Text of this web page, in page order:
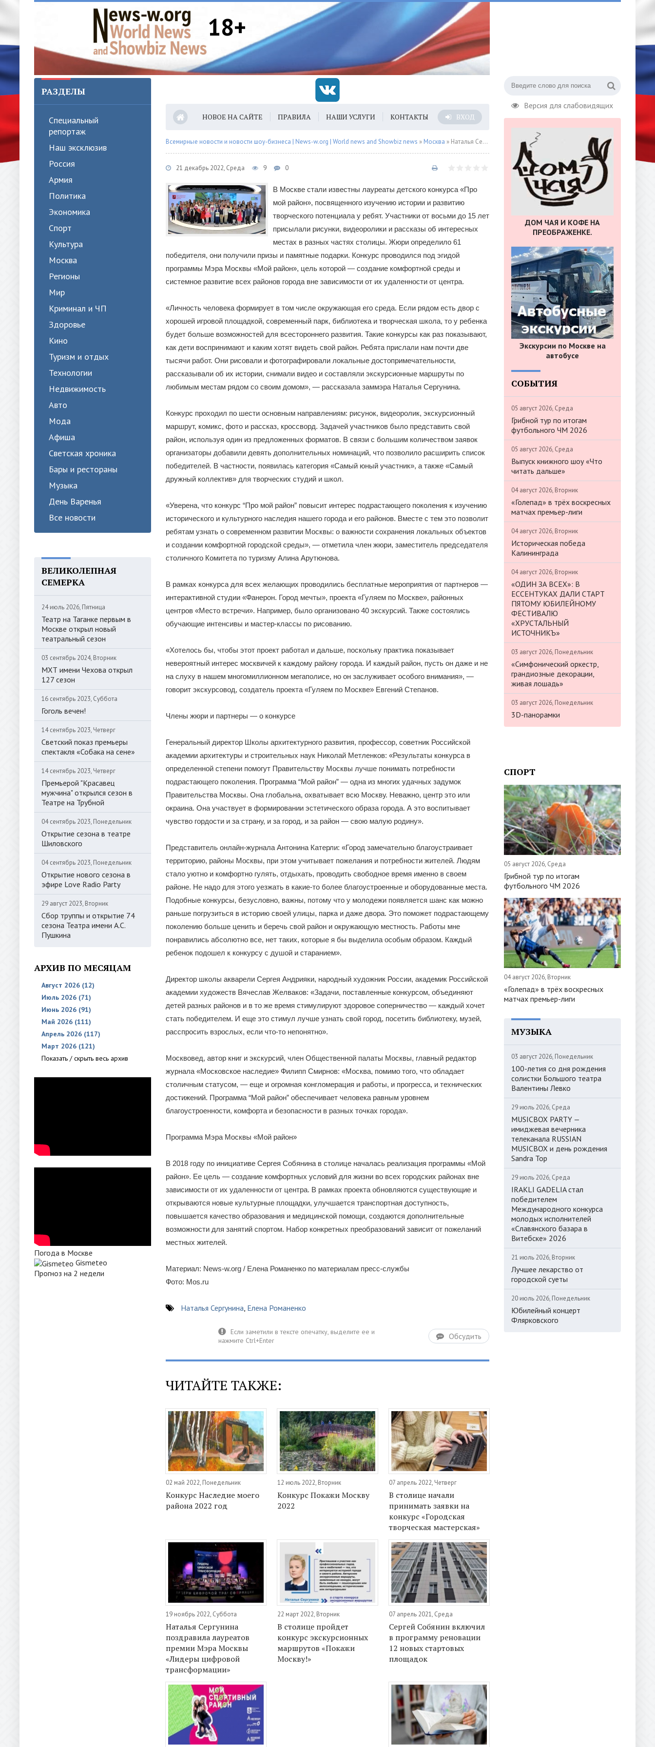
18+
Версия для слабовидящих
РАЗДЕЛЫ
Специальный
репортаж
Наш эксклюзив
Россия
Армия
Политика
Экономика
Спорт
Культура
Москва
Регионы
Мир
Криминал и ЧП
Здоровье
Кино
Туризм и отдых
Технологии
Недвижимость
Авто
Мода
Афиша
Светская хроника
Бары и рестораны
Музыка
День Варенья
Все новости
ВЕЛИКОЛЕПНАЯ
СЕМЕРКА
24 июль 2026, Пятница
Театр на Таганке первым в
Москве открыл новый
театральный сезон
03 сентябрь 2024, Вторник
МХТ имени Чехова открыл
127 сезон
16 сентябрь 2023, Суббота
Гоголь вечен!
14 сентябрь 2023, Четверг
Светский показ премьеры
спектакля «Собака на сене»
14 сентябрь 2023, Четверг
Премьерой "Красавец
мужчина" открылся сезон в
Театре на Трубной
04 сентябрь 2023, Понедельник
Открытие сезона в театре
Шиловского
04 сентябрь 2023, Понедельник
Открытие нового сезона в
эфире Love Radio Party
29 август 2023, Вторник
Сбор труппы и открытие 74
сезона Театра имени А.С.
Пушкина
АРХИВ ПО МЕСЯЦАМ
Август 2026 (12)
Июль 2026 (71)
Июнь 2026 (91)
Май 2026 (111)
Апрель 2026 (117)
Март 2026 (121)
Показать / скрыть весь архив
Погода в Москве
Gismeteo
Прогноз на 2 недели
НОВОЕ НА САЙТЕ ПРАВИЛА НАШИ УСЛУГИ КОНТАКТЫ ВХОД
Всемирные новости и новости шоу-бизнеса | News-w.org | World news and Showbiz news » Москва » Наталья Сергунина поздравила победителей детского творческого конкурса «Про мой район»
21 декабрь 2022, Среда 9 0
В Москве стали известны лауреаты детского конкурса «Про
мой район», посвященного изучению истории и развитию
творческого потенциала у ребят. Участники от восьми до 15 лет
присылали рисунки, видеоролики и рассказы об интересных
местах в разных частях столицы. Жюри определило 61
победителя, они получили призы и памятные подарки. Конкурс проводился под эгидой
программы Мэра Москвы «Мой район», цель которой — создание комфортной среды и
системное развитие всех районов города вне зависимости от их удаленности от центра.
«Личность человека формирует в том числе окружающая его среда. Если рядом есть двор с
хорошей игровой площадкой, современный парк, библиотека и творческая школа, то у ребенка
будет больше возможностей для всестороннего развития. Такие конкурсы как раз показывают,
как дети воспринимают и каким хотят видеть свой район. Ребята прислали нам почти две
тысячи работ. Они рисовали и фотографировали локальные достопримечательности,
рассказывали об их истории, снимали видео и составляли экскурсионные маршруты по
любимым местам рядом со своим домом», — рассказала заммэра Наталья Сергунина.
Конкурс проходил по шести основным направлениям: рисунок, видеоролик, экскурсионный
маршрут, комикс, фото и рассказ, кроссворд. Задачей участников было представить свой
район, используя один из предложенных форматов. В связи с большим количеством заявок
организаторы добавили девять дополнительных номинаций, что позволило расширить список
победителей. В частности, появилась категория «Самый юный участник», а также «Самый
дружный коллектив» для творческих студий и школ.
«Уверена, что конкурс “Про мой район” повысит интерес подрастающего поколения к изучению
исторического и культурного наследия нашего города и его районов. Вместе с тем это позволит
ребятам узнать о современном развитии Москвы: о важности сохранения локальных объектов
и создании комфортной городской среды», — отметила член жюри, заместитель председателя
столичного Комитета по туризму Алина Арутюнова.
В рамках конкурса для всех желающих проводились бесплатные мероприятия от партнеров —
интерактивной студии «Фанерон. Город мечты», проекта «Гуляем по Москве», районных
центров «Место встречи». Например, было организовано 40 экскурсий. Также состоялись
обучающие интенсивы и мастер-классы по рисованию.
«Хотелось бы, чтобы этот проект работал и дальше, поскольку практика показывает
невероятный интерес москвичей к каждому району города. И каждый район, пусть он даже и не
на слуху в нашем многомиллионном мегаполисе, но он заслуживает особого внимания», —
говорит экскурсовод, создатель проекта «Гуляем по Москве» Евгений Степанов.
Члены жюри и партнеры — о конкурсе
Генеральный директор Школы архитектурного развития, профессор, советник Российской
академии архитектуры и строительных наук Николай Метленков: «Результаты конкурса в
определенной степени помогут Правительству Москвы лучше понимать потребности
подрастающего поколения. Программа “Мой район” — одна из многих удачных задумок
Правительства Москвы. Она глобальна, охватывает всю Москву. Неважно, центр это или
окраина. Она участвует в формировании эстетического образа города. А это воспитывает
чувство гордости и за страну, и за город, и за район — свою малую родину».
Представитель онлайн-журнала Антонина Катерли: «Город замечательно благоустраивает
территорию, районы Москвы, при этом учитывает пожелания и потребности жителей. Людям
стало уютно и комфортно гулять, отдыхать, проводить свободное время именно в своем
районе. Не надо для этого уезжать в какие-то более благоустроенные и оборудованные места.
Подобные конкурсы, безусловно, важны, потому что у молодежи появляется шанс как можно
раньше погрузиться в историю своей улицы, парка и даже двора. Это поможет подрастающему
поколению больше ценить и беречь свой район и окружающую местность. Работы мне
понравились абсолютно все, нет таких, которые я бы выделила особым образом. Каждый
ребенок подошел к конкурсу с душой и старанием».
Директор школы акварели Сергея Андрияки, народный художник России, академик Российской
академии художеств Вячеслав Желваков: «Задачи, поставленные конкурсом, объединяют
детей разных районов и в то же время стимулируют здоровое соперничество — каждый хочет
стать победителем. И еще это стимул лучше узнать свой город, посетить библиотеку, музей,
расспросить взрослых, если что-то непонятно».
Москвовед, автор книг и экскурсий, член Общественной палаты Москвы, главный редактор
журнала «Московское наследие» Филипп Смирнов: «Москва, помимо того, что обладает
столичным статусом, — еще и огромная конгломерация и работы, и прогресса, и технических
достижений. Программа “Мой район” обеспечивает человека равным уровнем
благоустроенности, комфорта и безопасности в разных точках города».
Программа Мэра Москвы «Мой район»
В 2018 году по инициативе Сергея Собянина в столице началась реализация программы «Мой
район». Ее цель — создание комфортных условий для жизни во всех городских районах вне
зависимости от их удаленности от центра. В рамках проекта обновляются существующие и
открываются новые культурные площадки, улучшается транспортная доступность,
повышается качество образования и медицинской помощи, создаются дополнительные
возможности для занятий спортом. Набор конкретных преобразований зависит от пожеланий
местных жителей.
Материал: News-w.org / Елена Романенко по материалам пресс-службы
Фото: Mos.ru
Наталья Сергунина, Елена Романенко
Обсудить
ЧИТАЙТЕ ТАКЖЕ:
02 май 2022, Понедельник
Конкурс Наследие моего
района 2022 год
12 июль 2022, Вторник
Конкурс Покажи Москву
2022
07 апрель 2022, Четверг
В столице начали
принимать заявки на
конкурс «Городская
творческая мастерская»
19 ноябрь 2022, Суббота
Наталья Сергунина
поздравила лауреатов
премии Мэра Москвы
«Лидеры цифровой
трансформации»
22 март 2022, Вторник
В столице пройдет
конкурс экскурсионных
маршрутов «Покажи
Москву!»
07 апрель 2021, Среда
Сергей Собянин включил
в программу реновации
12 новых стартовых
площадок
ДОМ ЧАЯ И КОФЕ НА
ПРЕОБРАЖЕНКЕ.
Экскурсии по Москве на
автобусе
СОБЫТИЯ
05 август 2026, Среда
Грибной тур по итогам
футбольного ЧМ 2026
05 август 2026, Среда
Выпуск книжного шоу «Что
читать дальше»
04 август 2026, Вторник
«Голепад» в трёх воскресных
матчах премьер-лиги
04 август 2026, Вторник
Историческая победа
Калининграда
04 август 2026, Вторник
«ОДИН ЗА ВСЕХ»: В
ЕССЕНТУКАХ ДАЛИ СТАРТ
ПЯТОМУ ЮБИЛЕЙНОМУ
ФЕСТИВАЛЮ
«ХРУСТАЛЬНЫЙ
ИСТОЧНИКЪ»
03 август 2026, Понедельник
«Симфонический оркестр,
грандиозные декорации,
живая лошадь»
03 август 2026, Понедельник
3D-панорамки
СПОРТ
05 август 2026, Среда
Грибной тур по итогам
футбольного ЧМ 2026
04 август 2026, Вторник
«Голепад» в трёх воскресных
матчах премьер-лиги
МУЗЫКА
03 август 2026, Понедельник
100-летия со дня рождения
солистки Большого театра
Валентины Левко
29 июль 2026, Среда
MUSICBOX PARTY —
имиджевая вечерника
телеканала RUSSIAN
MUSICBOX и день рождения
Sandra Top
29 июль 2026, Среда
IRAKLI GADELIA стал
победителем
Международного конкурса
молодых исполнителей
«Славянского базара в
Витебске» 2026
21 июль 2026, Вторник
Лучшее лекарство от
городской суеты
20 июль 2026, Понедельник
Юбилейный концерт
Флярковского